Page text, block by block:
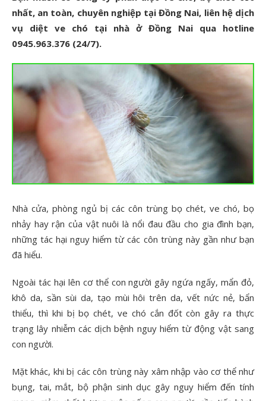
nhất, an toàn, chuyên nghiệp tại Đồng Nai, liên hệ dịch
vụ diệt ve chó tại nhà ở Đồng Nai qua hotline
0945.963.376 (24/7).
Nhà cửa, phòng ngủ bị các côn trùng bọ chét, ve chó, bọ
nhảy hay rận của vật nuôi là nổi đau đầu cho gia đình bạn,
những tác hại nguy hiểm từ các côn trùng này gần như bạn
đã hiểu.
Ngoài tác hại lên cơ thể con người gây ngứa ngấy, mẩn đỏ,
khô da, sần sùi da, tạo mùi hôi trên da, vết nức nẻ, bẩn
thiểu, thì khi bị bọ chét, ve chó cắn đốt còn gây ra thực
trạng lây nhiễm các dịch bệnh nguy hiểm từ động vật sang
con người.
Mặt khác, khi bị các côn trùng này xâm nhập vào cơ thể như
bụng, tai, mắt, bộ phận sinh dục gây nguy hiểm đến tính